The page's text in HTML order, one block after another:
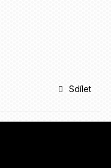
Sdílet